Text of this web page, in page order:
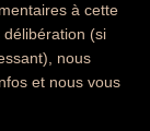
à cette
délibération (si
nous
et nous vous